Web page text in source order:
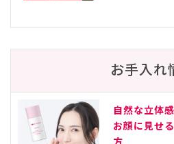
お手入れ
自然な立体
お顔に見せ